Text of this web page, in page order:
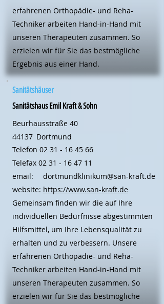
erfahrenen Orthopädie- und Reha-
Techniker arbeiten Hand-in-Hand mit
unseren Therapeuten zusammen. So
erzielen wir für Sie das bestmögliche
Ergebnis aus einer Hand.
Sanitätshäuser
Sanitätshaus Emil Kraft & Sohn
Beurhausstraße 40
44137 Dortmund
Telefon 02 31 - 16 45 66
Telefax 02 31 - 16 47 11
email:
website:
dortmundklinikum@san-kraft.de
https://www.san-kraft.de
Gemeinsam finden wir die auf Ihre
individuellen Bedürfnisse abgestimmten
Hilfsmittel, um Ihre Lebensqualität zu
erhalten und zu verbessern. Unsere
erfahrenen Orthopädie- und Reha-
Techniker arbeiten Hand-in-Hand mit
unseren Therapeuten zusammen. So
erzielen wir für Sie das bestmögliche